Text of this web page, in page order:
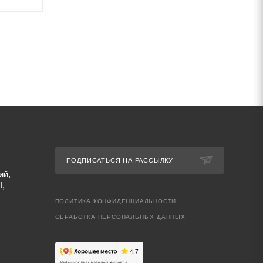
ПОДПИСАТЬСЯ НА РАССЫЛКУ
ПОЛИТИКА КОНФИДЕНЦИАЛЬНОСТИ
ОБРАБОТКА ПЕРСОНАЛЬНЫХ ДАННЫХ